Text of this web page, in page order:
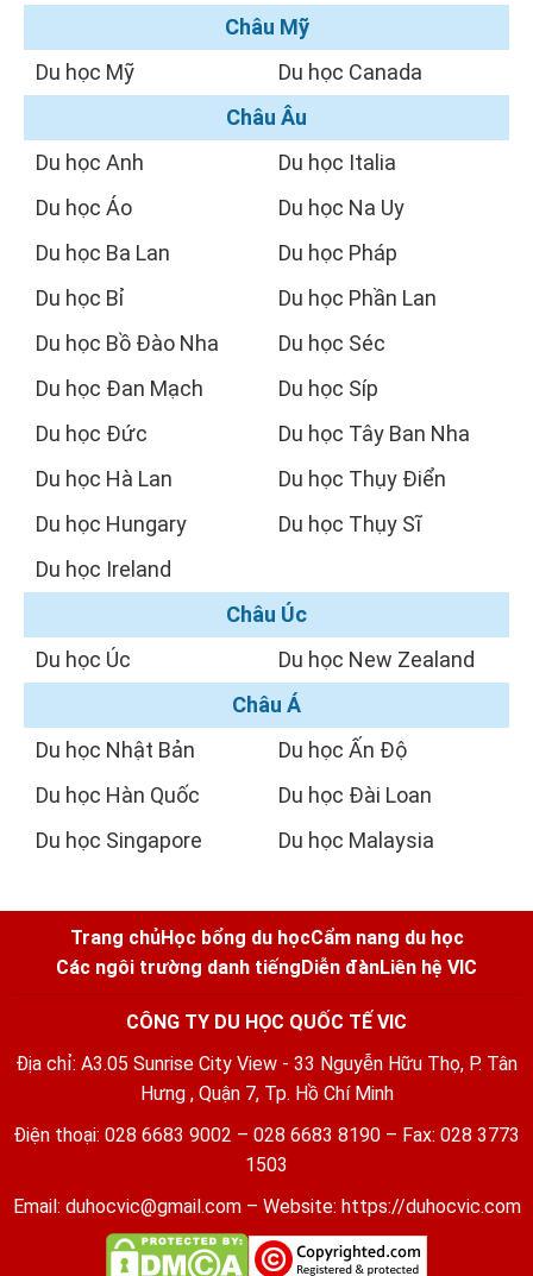
Châu Mỹ
Du học Mỹ
Du học Canada
Châu Âu
Du học Anh
Du học Áo
Du học Ba Lan
Du học Bỉ
Du học Bồ Đào Nha
Du học Đan Mạch
Du học Đức
Du học Hà Lan
Du học Hungary
Du học Ireland
Du học Italia
Du học Na Uy
Du học Pháp
Du học Phần Lan
Du học Séc
Du học Síp
Du học Tây Ban Nha
Du học Thụy Điển
Du học Thụy Sĩ
Châu Úc
Du học Úc
Du học New Zealand
Châu Á
Du học Nhật Bản
Du học Hàn Quốc
Du học Singapore
Du học Ấn Độ
Du học Đài Loan
Du học Malaysia
Trang chủHọc bổng du họcCẩm nang du học
Các ngôi trường danh tiếngDiễn đànLiên hệ VIC
CÔNG TY DU HỌC QUỐC TẾ VIC
Địa chỉ: A3.05 Sunrise City View - 33 Nguyễn Hữu Thọ, P. Tân
Hưng , Quận 7, Tp. Hồ Chí Minh
Điện thoại: 028 6683 9002 – 028 6683 8190 – Fax: 028 3773
1503
Email: duhocvic@gmail.com– Website: https://duhocvic.com